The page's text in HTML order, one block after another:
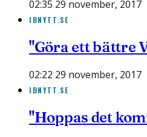
02:35 29 november, 2017
IBNYTT.SE
"Göra ett bättre
02:22 29 november, 2017
IBNYTT.SE
"Hoppas det